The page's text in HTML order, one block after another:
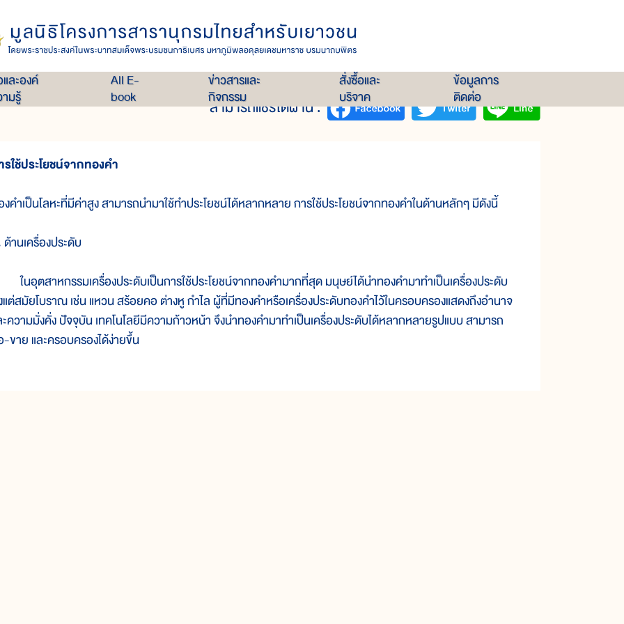
ละองค์
มรู้
All E-
book
ข่าวสารและ
กิจกรรม
สั่งซื้อและ
บริจาค
ข้อมูลการ
ติดต่อ
เล่ม 36
ทองคำ
สามารถแชร์ได้ผ่าน :
ใช้ประโยชน์จากทองคำ
คำเป็นโลหะที่มีค่าสูง สามารถนำมาใช้ทำประโยชน์ได้หลากหลาย การใช้ประโยชน์จากทองคำในด้านหลักๆ มีดังนี้
านเครื่องประดับ
อุตสาหกรรมเครื่องประดับเป็นการใช้ประโยชน์จากทองคำมากที่สุด มนุษย์ได้นำทองคำมาทำเป็นเครื่องประดับ
ต่สมัยโบราณ เช่น แหวน สร้อยคอ ต่างหู กำไล ผู้ที่มีทองคำหรือเครื่องประดับทองคำไว้ในครอบครองแสดงถึงอำนาจ
ความมั่งคั่ง ปัจจุบัน เทคโนโลยีมีความก้าวหน้า จึงนำทองคำมาทำเป็นเครื่องประดับได้หลากหลายรูปแบบ สามารถ
ขาย และครอบครองได้ง่ายขึ้น